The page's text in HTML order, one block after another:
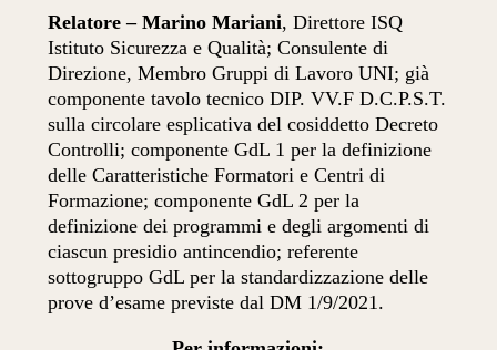
Relatore – Marino Mariani, Direttore ISQ
Istituto Sicurezza e Qualità; Consulente di
Direzione, Membro Gruppi di Lavoro UNI; già
componente tavolo tecnico DIP. VV.F D.C.P.S.T.
sulla circolare esplicativa del cosiddetto Decreto
Controlli; componente GdL 1 per la definizione
delle Caratteristiche Formatori e Centri di
Formazione; componente GdL 2 per la
definizione dei programmi e degli argomenti di
ciascun presidio antincendio; referente
sottogruppo GdL per la standardizzazione delle
prove d’esame previste dal DM 1/9/2021.